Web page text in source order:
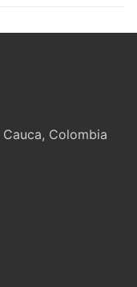
Colombia